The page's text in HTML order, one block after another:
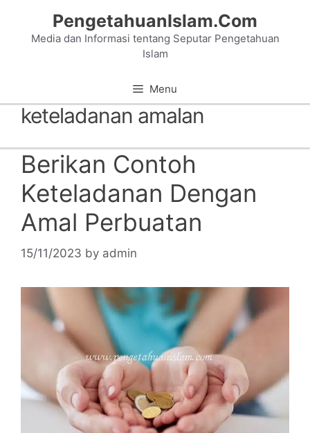
content
PengetahuanIslam.Com
Media dan Informasi tentang Seputar Pengetahuan
Islam
Menu
keteladanan amalan
Berikan Contoh
Keteladanan Dengan
Amal Perbuatan
15/11/2023 by admin